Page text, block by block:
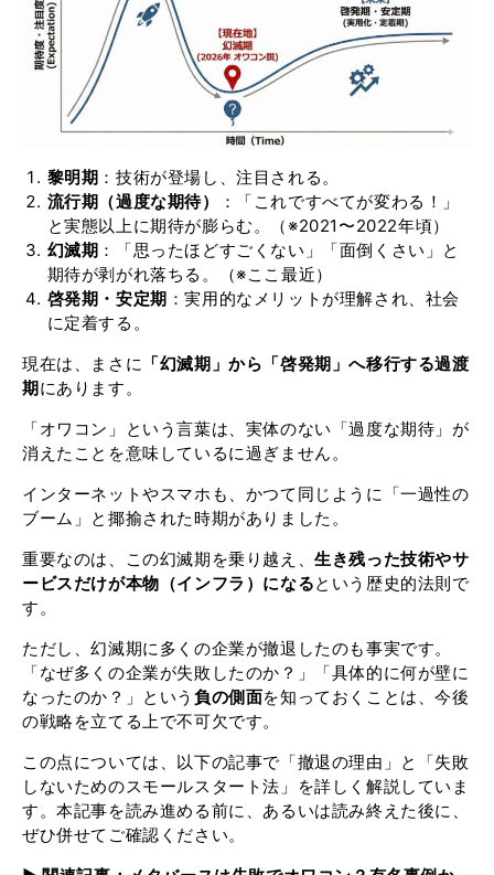
黎明期 ：技術が登場し、注目される。
流行期（過度な期待）
：「これですべてが変わる！」
と実態以上に期待が膨らむ。（※2021〜2022年頃）
幻滅期 ：「思ったほどすごくない」「面倒くさい」と
期待が剥がれ落ちる。（※ここ最近）
啓発期・安定期 ：実用的なメリットが理解され、社会
に定着する。
現在は、まさに 「幻滅期」から「啓発期」へ移行する過渡
期にあります。
「オワコン」という言葉は、実体のない「過度な期待」が
消えたことを意味しているに過ぎません。
インターネットやスマホも、かつて同じように「一過性の
ブーム」と揶揄された時期がありました。
重要なのは、この幻滅期を乗り越え、生き残った技術やサ
ービスだけが本物（インフラ）になるという歴史的法則で
す。
ただし、幻滅期に多くの企業が撤退したのも事実です。
「なぜ多くの企業が失敗したのか？」「具体的に何が壁に
なったのか？」という 負の側面を知っておくことは、今後
の戦略を立てる上で不可欠です。
この点については、以下の記事で「撤退の理由」と「失敗
しないためのスモールスタート法」を詳しく解説していま
す。本記事を読み進める前に、あるいは読み終えた後に、
ぜひ併せてご確認ください。